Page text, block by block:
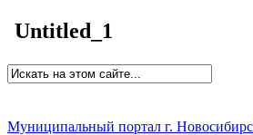
Untitled_1
Муниципальный портал г.